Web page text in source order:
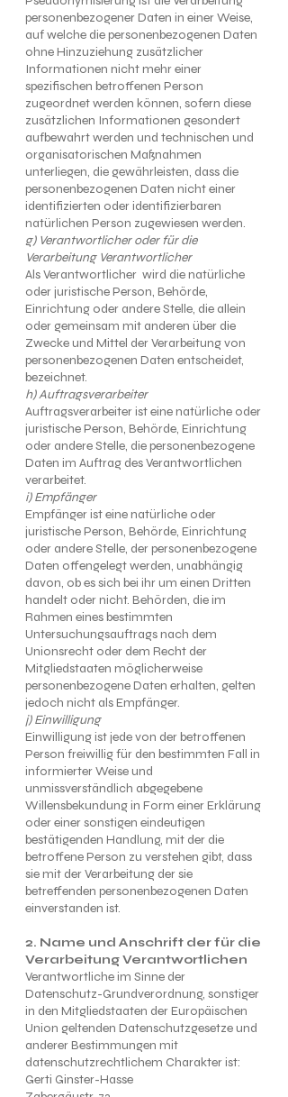
personenbezogener Daten in einer Weise,
auf welche die personenbezogenen Daten
ohne Hinzuziehung zusätzlicher
Informationen nicht mehr einer
spezifischen betroffenen Person
zugeordnet werden können, sofern diese
zusätzlichen Informationen gesondert
aufbewahrt werden und technischen und
organisatorischen Maßnahmen
unterliegen, die gewährleisten, dass die
personenbezogenen Daten nicht einer
identifizierten oder identifizierbaren
natürlichen Person zugewiesen werden.
g) Verantwortlicher oder für die
Verarbeitung Verantwortlicher
Als Verantwortlicher wird die natürliche
oder juristische Person, Behörde,
Einrichtung oder andere Stelle, die allein
oder gemeinsam mit anderen über die
Zwecke und Mittel der Verarbeitung von
personenbezogenen Daten entscheidet,
bezeichnet.
h) Auftragsverarbeiter
Auftragsverarbeiter ist eine natürliche oder
juristische Person, Behörde, Einrichtung
oder andere Stelle, die personenbezogene
Daten im Auftrag des Verantwortlichen
verarbeitet.
i) Empfänger
Empfänger ist eine natürliche oder
juristische Person, Behörde, Einrichtung
oder andere Stelle, der personenbezogene
Daten offengelegt werden, unabhängig
davon, ob es sich bei ihr um einen Dritten
handelt oder nicht. Behörden, die im
Rahmen eines bestimmten
Untersuchungsauftrags nach dem
Unionsrecht oder dem Recht der
Mitgliedstaaten möglicherweise
personenbezogene Daten erhalten, gelten
jedoch nicht als Empfänger.
j) Einwilligung
Einwilligung ist jede von der betroffenen
Person freiwillig für den bestimmten Fall in
informierter Weise und
unmissverständlich abgegebene
Willensbekundung in Form einer Erklärung
oder einer sonstigen eindeutigen
bestätigenden Handlung, mit der die
betroffene Person zu verstehen gibt, dass
sie mit der Verarbeitung der sie
betreffenden personenbezogenen Daten
einverstanden ist.
2. Name und Anschrift der für die
Verarbeitung Verantwortlichen
Verantwortliche im Sinne der
Datenschutz-Grundverordnung, sonstiger
in den Mitgliedstaaten der Europäischen
Union geltenden Datenschutzgesetze und
anderer Bestimmungen mit
datenschutzrechtlichem Charakter ist:
Gerti Ginster-Hasse